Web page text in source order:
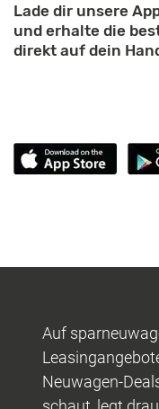
Lade dir unsere
und erhalte die
direkt auf dein
Auf
Neuwagen-